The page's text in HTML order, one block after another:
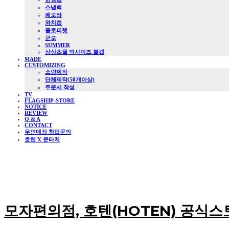
스냅백
페도라
와치캡
플로피햇
군모
SUMMER
상상초월 빅사이즈 볼캡
MADE
CUSTOMIZING
소량제작
단체제작(50개이상)
주문서 작성
TV
FLAGSHIP-STORE
NOTICE
REVIEW
Q & A
CONTACT
무인매장 창업문의
호텐 X 쿤타치
모자편의점, 호텐(HOTEN) 공식스